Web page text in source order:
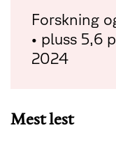
Mest lest
Forskning
• pluss 5,6
2024